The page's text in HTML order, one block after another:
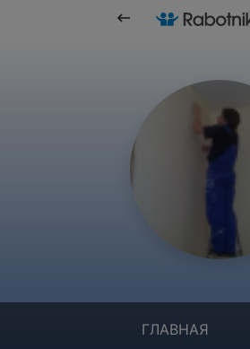
ГЛАВНАЯ